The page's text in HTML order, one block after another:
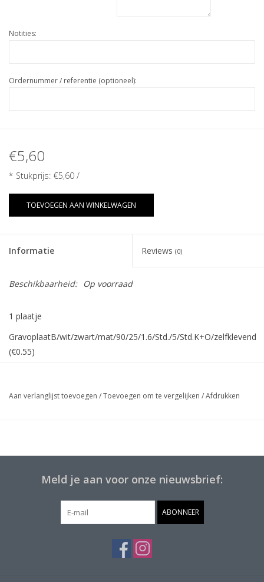
Notities:
Ordernummer / referentie (optioneel):
€5,60
* Stukprijs: €5,60 /
TOEVOEGEN AAN WINKELWAGEN
Informatie Reviews (0)
Beschikbaarheid: Op voorraad
1 plaatje
GravoplaatB/wit/zwart/mat/90/25/1.6/Std./5/Std.K+O/zelfklevend
(€0.55)
Aan verlanglijst toevoegen /Toevoegen om te vergelijken /Afdrukken
Meld je aan voor onze nieuwsbrief:
ABONNEER